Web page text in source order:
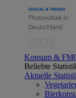
Konsum &
Beliebte
Aktuelle